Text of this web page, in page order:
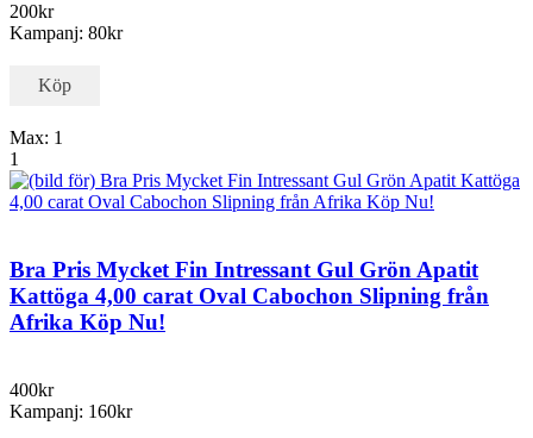
200kr
Kampanj: 80kr
Köp
Max: 1
1
Bra Pris Mycket Fin Intressant Gul Grön Apatit
Kattöga 4,00 carat Oval Cabochon Slipning från
Afrika Köp Nu!
400kr
Kampanj: 160kr